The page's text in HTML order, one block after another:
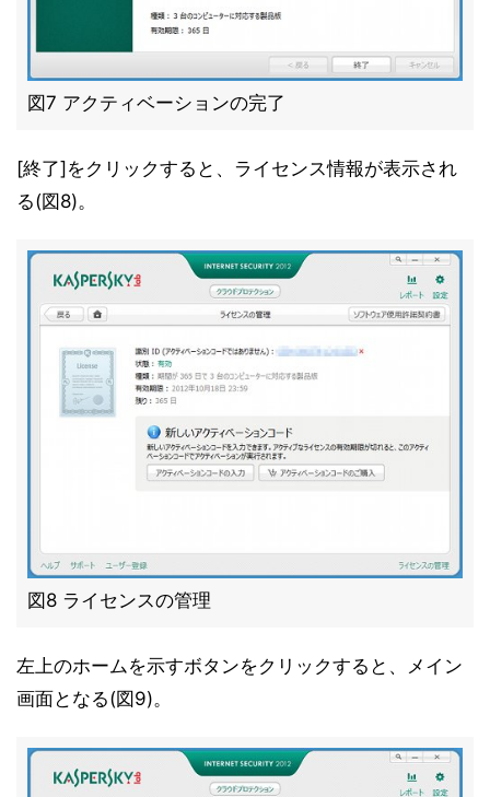
図7 アクティベーションの完了
[終了]をクリックすると、ライセンス情報が表示され
る(図8)。
図8 ライセンスの管理
左上のホームを示すボタンをクリックすると、メイン
画面となる(図9)。